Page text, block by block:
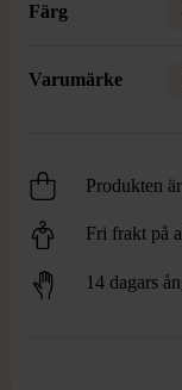
Färg
Varumärke
Produkten
Fri frakt på
14 dagars